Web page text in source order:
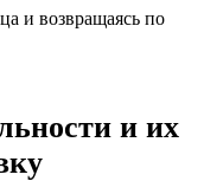
и возвращаясь по
и их